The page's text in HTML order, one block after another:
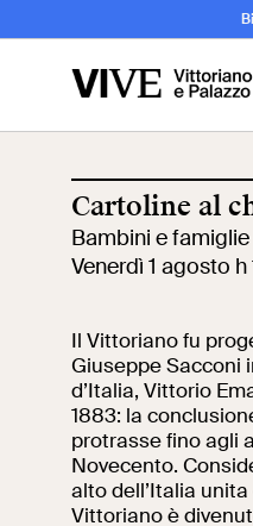
Educazione
Cartoline al
Bambini e famiglie
Venerdì 1 agosto h
Il Vittoriano fu
Giuseppe Sacconi
d’Italia, Vittorio
1883: la
protrasse fino agli
Novecento.
alto dell’Italia
Vittoriano è